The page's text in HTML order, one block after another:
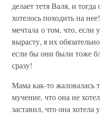
делает тетя Валя, и
хотелось походить на
мечтала о том, что, если
вырасту, я их
если бы они были тоже
сразу!
Мама как-то жаловалась
мучение, что она не
заставил, что она